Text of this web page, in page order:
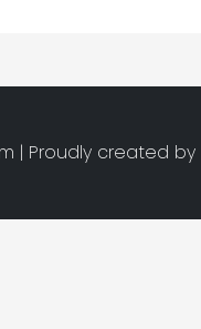
| Proudly created by